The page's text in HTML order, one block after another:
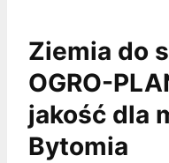
Ziemia do
OGRO-
jakość dla
Bytomia